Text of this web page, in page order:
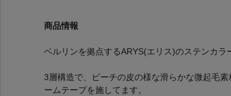
商品情報
ベルリンを拠点するARYS(エリス)のステンカラ
3層構造で、ピーチの皮の様な滑らかな微起毛
ームテープを施してます。